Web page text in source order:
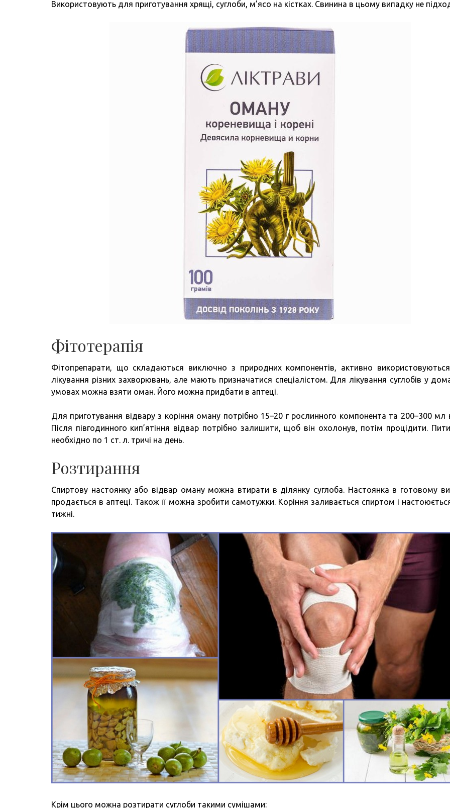
Використовують для приготування хрящі, суглоби, м’ясо на кістках. Свинина в цьому випадку не
Фітотерапія
Фітопрепарати, що складаються виключно з природних компонентів, активно
лікування різних захворювань, але мають призначатися спеціалістом. Для лікування суглобів у
умовах можна взяти оман. Його можна придбати в аптеці.
Для приготування відвару з коріння оману потрібно 15–20 г рослинного компонента та 200–300 мл
Після півгодинного кип’ятіння відвар потрібно залишити, щоб він охолонув, потім процідити.
необхідно по 1 ст. л. тричі на день.
Розтирання
Спиртову настоянку або відвар оману можна втирати в ділянку суглоба. Настоянка в готовому
продається в аптеці. Також її можна зробити самотужки. Коріння заливається спиртом і
тижні.
Крім цього можна розтирати суглоби такими сумішами: